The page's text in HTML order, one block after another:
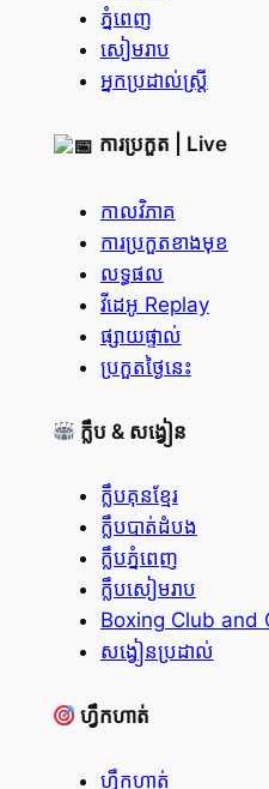
ភ្នំពេញ
សៀមរាប
អ្នកប្រដាល់ស្ត្រី
ការប្រកួត | Live
កាលវិភាគ
ការប្រកួតខាងមុខ
លទ្ធផល
វីដេអូ Replay
ផ្សាយផ្ទាល់
ប្រកួតថ្ងៃនេះ
ក្លឹប & សង្វៀន
ក្លឹបគុនខ្មែរ
ក្លឹបបាត់ដំបង
ក្លឹបភ្នំពេញ
ក្លឹបសៀមរាប
Boxing Club and
សង្វៀនប្រដាល់
ហ្វឹកហាត់
ហ្វឹកហាត់